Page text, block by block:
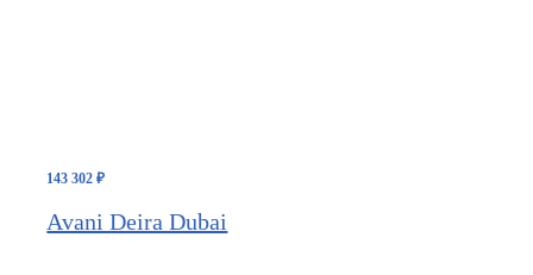
143 302₽
Avani Deira Dubai